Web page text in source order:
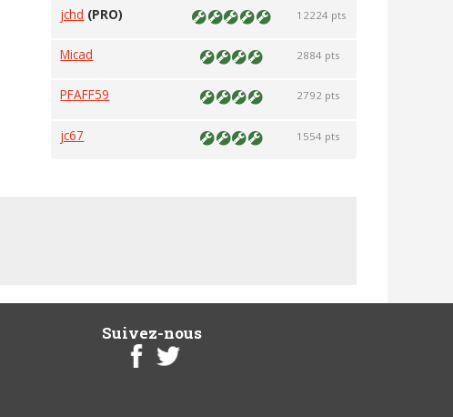
jchd (PRO) 12224 pts
Micad 2884 pts
PFAFF59 2792 pts
jc67 1554 pts
Suivez-nous